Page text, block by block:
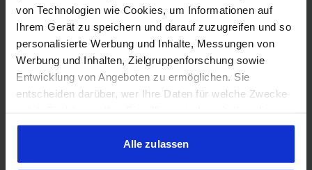
von Technologien wie Cookies, um Informationen auf
Ihrem Gerät zu speichern und darauf zuzugreifen und so
personalisierte Werbung und Inhalte, Messungen von
Werbung und Inhalten, Zielgruppenforschung sowie
Entwicklung von Angeboten zu ermöglichen. Sie
entscheiden darüber, wer Ihre Daten für welche Zwecke
Cookie-Erklärung oder durch Klicken auf das Privacy
Trigger Symbol ändern oder widerrufen
Alle zulassen
ZUM BESTPREIS
Vergleichen